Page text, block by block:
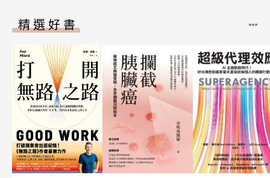
精選好書